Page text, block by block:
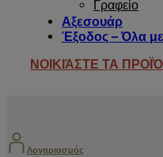
Γραφείο
Αξεσουάρ
Έξοδος – Όλα
ΝΟΙΚΙΆΣΤΕ ΤΑ
Λογαριασμός